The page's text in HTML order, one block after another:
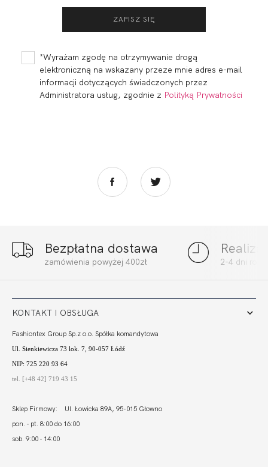
117,99 zł 127,00 zł
SIMPLE STRINGO
SZORTY BIKINI
SIMPLE STRINGI
*Wyrażam zgodę na otrzymywanie drogą
elektroniczną na wskazany przeze mnie adres e-mail
informacji dotyczących świadczonych przez
Administratora usług, zgodnie z Polityką Prywatności
Bezpłatna dostawa
zamówienia powyżej 400zł 2-4 dni
KONTAKT I OBSŁUGA
Fashiontex Group Sp.z o.o. Spółka komandytowa
Ul. Sienkiewicza 73 lok. 7, 90-057 Łódź
NIP: 725 220 93 64
tel. [+48 42] 719 43 15
Sklep Firmowy: Ul. Łowicka 89A, 95-015 Głowno
pon. - pt. 8:00 do 16:00
sob. 9:00 - 14:00